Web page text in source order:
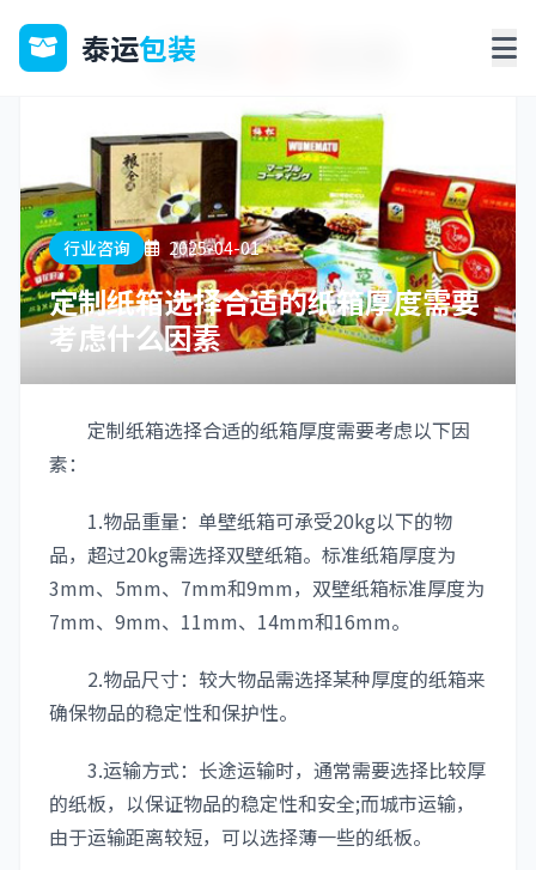
泰运包装
行业咨询 2025-04-01
定制纸箱选择合适的纸箱厚度需要
考虑什么因素
定制纸箱选择合适的纸箱厚度需要考虑以下因
素：
1.物品重量：单壁纸箱可承受20kg以下的物
品，超过20kg需选择双壁纸箱。标准纸箱厚度为
3mm、5mm、7mm和9mm，双壁纸箱标准厚度为
7mm、9mm、11mm、14mm和16mm。
2.物品尺寸：较大物品需选择某种厚度的纸箱来
确保物品的稳定性和保护性。
3.运输方式：长途运输时，通常需要选择比较厚
的纸板，以保证物品的稳定性和安全;而城市运输，
由于运输距离较短，可以选择薄一些的纸板。